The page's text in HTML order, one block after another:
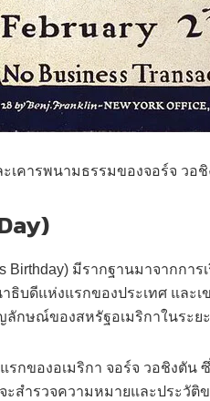
เคารพนามธรรมของจอร์จ วอ
Birthday) มีรากฐานมาจากการ
ธิบดีแห่งแรกของประเทศ และ
กษณ์ของสหรัฐอเมริกาในระย
กของอเมริกา จอร์จ วอชิงตัน
สำรวจความหมายและประวัติ